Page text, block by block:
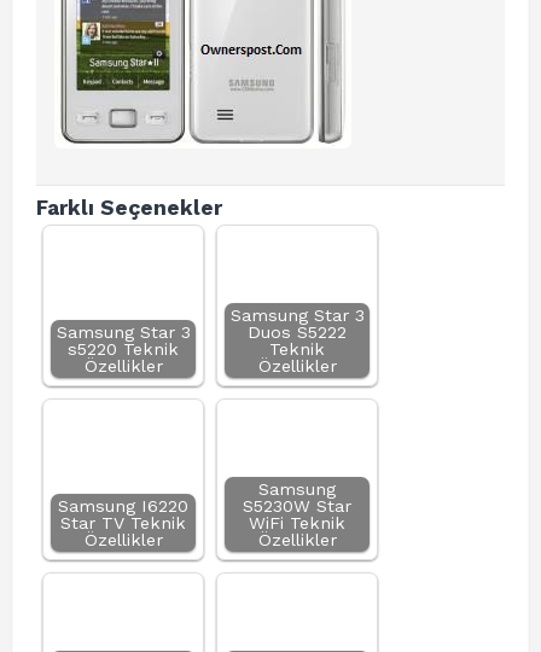
Farklı Seçenekler
Samsung Star 3
s5220 Teknik
Özellikler
Samsung Star 3
Duos S5222
Teknik
Özellikler
Samsung I6220
Star TV Teknik
Özellikler
Samsung
S5230W Star
WiFi Teknik
Özellikler